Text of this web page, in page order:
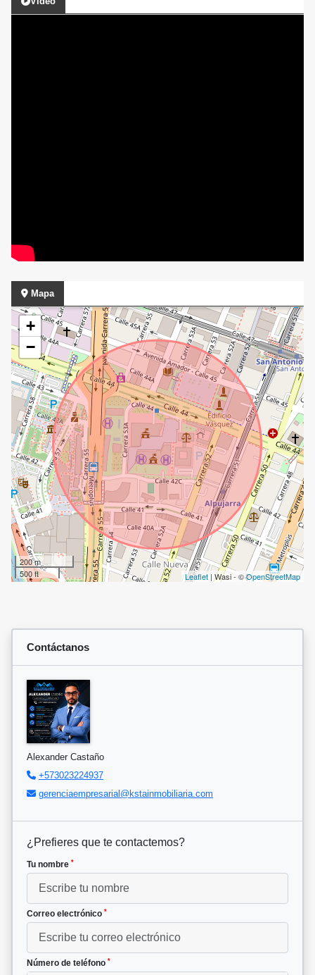
Mapa
+
−
200 m
500 ft
Leaflet | Wasi - ©OpenStreetMap
Contáctanos
Alexander Castaño
+573023224937
gerenciaempresarial@kstainmobiliaria.com
¿Prefieres que te contactemos?
Tu nombre *
Correo electrónico *
Número de teléfono *